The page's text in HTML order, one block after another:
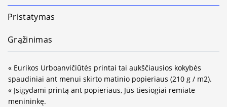
Pristatymas
Grąžinimas
« Eurikos Urboanvičiūtės printai tai aukščiausios kokybės
spaudiniai ant menui skirto matinio popieriaus (210 g / m2).
« Įsigydami printą ant popieriaus, Jūs tiesiogiai remiate
menininkę.